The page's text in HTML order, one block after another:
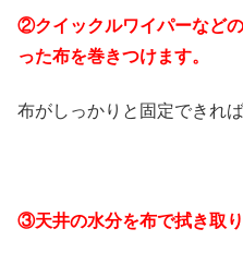
②クイックルワイパーなど
った布を巻きつけます。
布がしっかりと固定できれば
③天井の水分を布で拭き取り